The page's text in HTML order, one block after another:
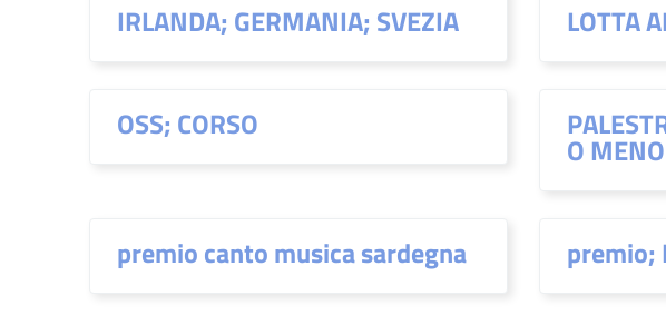
IRLANDA; GERMANIA; SVEZIA LOTTA
OSS; CORSO
O
premio canto musica sardegna premio;